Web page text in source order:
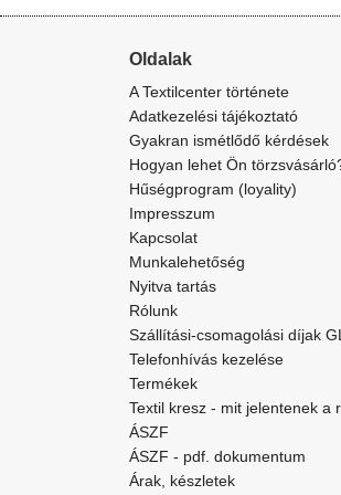
Oldalak
A Textilcenter története
Adatkezelési tájékoztató
Gyakran ismétlődő kérdések
Hogyan lehet Ön
Hűségprogram (loyality)
Impresszum
Kapcsolat
Munkalehetőség
Nyitva tartás
Rólunk
Szállítási-csomagolási díjak
Telefonhívás kezelése
Termékek
Textil kresz - mit jelentenek a
ÁSZF
ÁSZF - pdf. dokumentum
Árak, készletek